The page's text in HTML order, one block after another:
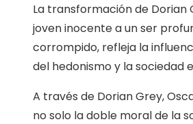
La transformación de Dorian
joven inocente a un ser
corrompido, refleja la
del hedonismo y la sociedad
A través de Dorian Grey,
no solo la doble moral de la